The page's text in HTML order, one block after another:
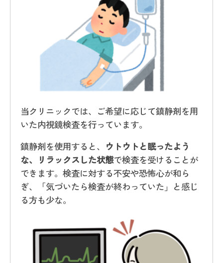
当クリニックでは、ご希望に応じて鎮静剤を用
いた内視鏡検査を行っています。
鎮静剤を使用すると、 ウトウトと眠ったよう
な、リラックスした状態で検査を受けることが
できます。検査に対する不安や恐怖心が和ら
ぎ、「気づいたら検査が終わっていた」と感じ
る方も少な。